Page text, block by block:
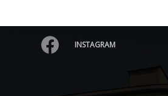
INSTAGRAM